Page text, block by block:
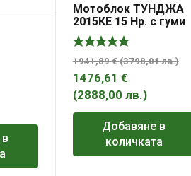
Мотоблок ТУНДЖА
2015КЕ 15 Hp. с гуми
5х12, с ел. старт,
инвентар и ремарке
600кг.
1941,89€ (3798,01лв.)
1476,61 €
(2888,00 лв.)
Добавяне в
количката